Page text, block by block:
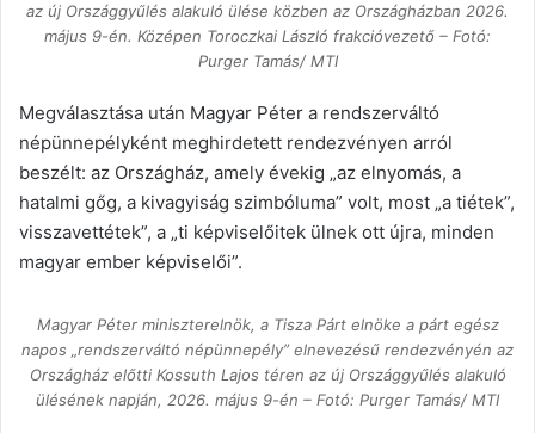
az új Országgyűlés alakuló ülése közben az Országházban 2026.
május 9-én. Középen Toroczkai László frakcióvezető – Fotó:
Purger Tamás/ MTI
Megválasztása után Magyar Péter a rendszerváltó
népünnepélyként meghirdetett rendezvényen arról
beszélt: az Országház, amely évekig „az elnyomás, a
hatalmi gőg, a kivagyiság szimbóluma” volt, most „a tiétek”,
visszavettétek”, a „ti képviselőitek ülnek ott újra, minden
magyar ember képviselői”.
Magyar Péter miniszterelnök, a Tisza Párt elnöke a párt egész
napos „rendszerváltó népünnepély” elnevezésű rendezvényén az
Országház előtti Kossuth Lajos téren az új Országgyűlés alakuló
ülésének napján, 2026. május 9-én – Fotó: Purger Tamás/ MTI